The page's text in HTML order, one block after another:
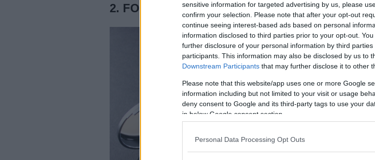
sensitive information for targeted advertising by us, please
confirm your selection. Please note that after your opt-out
continue seeing interest-based ads based on personal
information disclosed to third parties prior to your opt-out.
further disclosure of your personal information by third parties
participants. This information may also be disclosed by us to
Downstream Participants that may further disclose it to other
Please note that this website/app uses one or more Google
information including but not limited to your visit or usage
deny consent to Google and its third-party tags to use your
in below Google consent section.
Personal Data Processing Opt Outs
2. FONDOTINTA COMPATTO CREMOSO: